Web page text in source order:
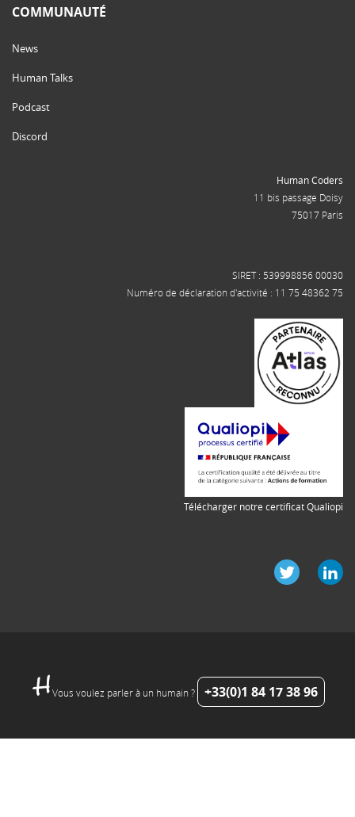
COMMUNAUTÉ
News
Human Talks
Podcast
Discord
Human Coders
11 bis passage Doisy
75017 Paris
SIRET : 539998856 00030
Numéro de déclaration d'activité : 11 75 48362 75
Télécharger notre certificat Qualiopi
Vous voulez parler à un humain ? +33(0)1 84 17 38 96